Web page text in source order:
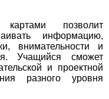
8 9 10
11
позволит
информацию,
внимательности и
Учащийся сможет
и проектной
разного уровня